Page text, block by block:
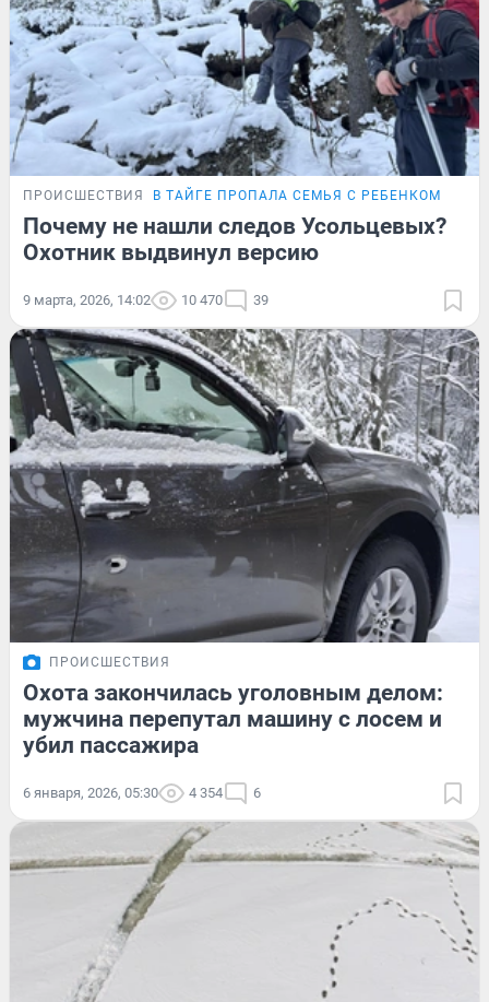
ПРОИСШЕСТВИЯ В ТАЙГЕ ПРОПАЛА СЕМЬЯ С РЕБЕНКОМ
Почему не нашли следов Усольцевых?
Охотник выдвинул версию
9 марта, 2026, 14:02 10 470 39
ПРОИСШЕСТВИЯ
Охота закончилась уголовным делом:
мужчина перепутал машину с лосем и
убил пассажира
6 января, 2026, 05:30 4 354 6